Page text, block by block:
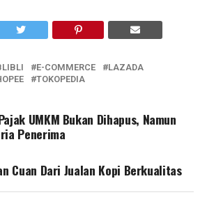
E-COMMERCE
LAZADA
TOKOPEDIA
UMKM Bukan Dihapus, Namun
Penerima
Cuan Dari Jualan Kopi Berkualitas